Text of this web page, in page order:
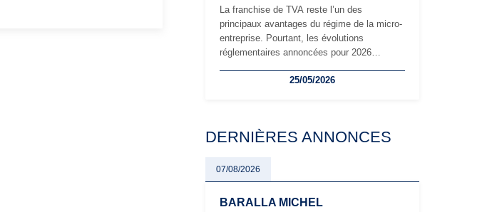
La franchise de TVA reste l’un des
principaux avantages du régime de la micro-
entreprise. Pourtant, les évolutions
réglementaires annoncées pour 2026
les auto-entrepreneurs, artisans et
évoluent dans un contexte de contrôle
oblige les indépendants à rester
particulièrement vigilants.
25/05/2026
DERNIÈRES ANNONCES
07/08/2026
BARALLA MICHEL